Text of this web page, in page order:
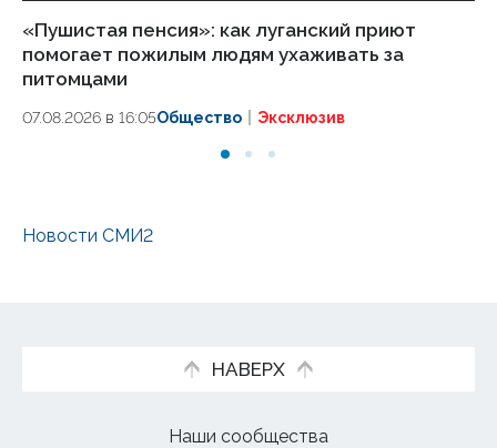
«Пушистая пенсия»: как луганский приют
помогает пожилым людям ухаживать за
питомцами
07.08.2026 в 16:05Общество Эксклюзив
Новости СМИ2
НАВЕРХ
Наши сообщества